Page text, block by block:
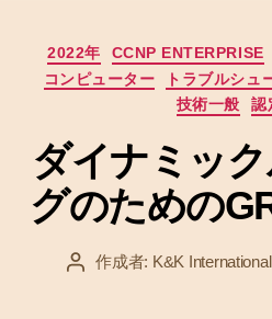
カ
テ
ゴ
リ
ー
2022年 CCNP ENTERPRISE
コンピューター
トラブルシュ
技術一般
認
ダイナミッ
グのための
投 作成者: K&K